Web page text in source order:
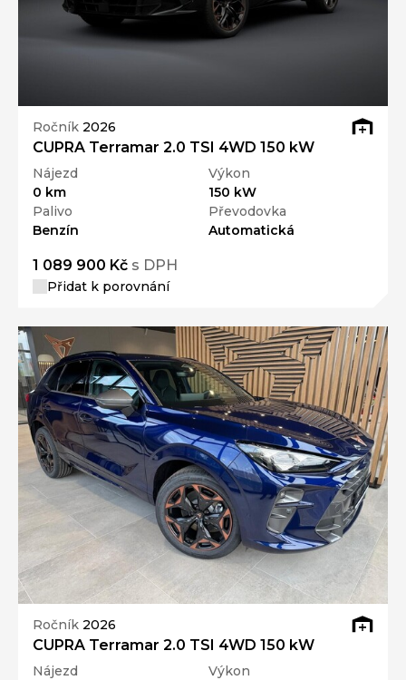
Ročník 2026
CUPRA Terramar 2.0 TSI 4WD 150 kW
Nájezd
0 km
Výkon
150 kW
Palivo
Benzín
Převodovka
Automatická
1 089 900 Kč s DPH
Přidat k porovnání
Ročník 2026
CUPRA Terramar 2.0 TSI 4WD 150 kW
Nájezd
Výkon